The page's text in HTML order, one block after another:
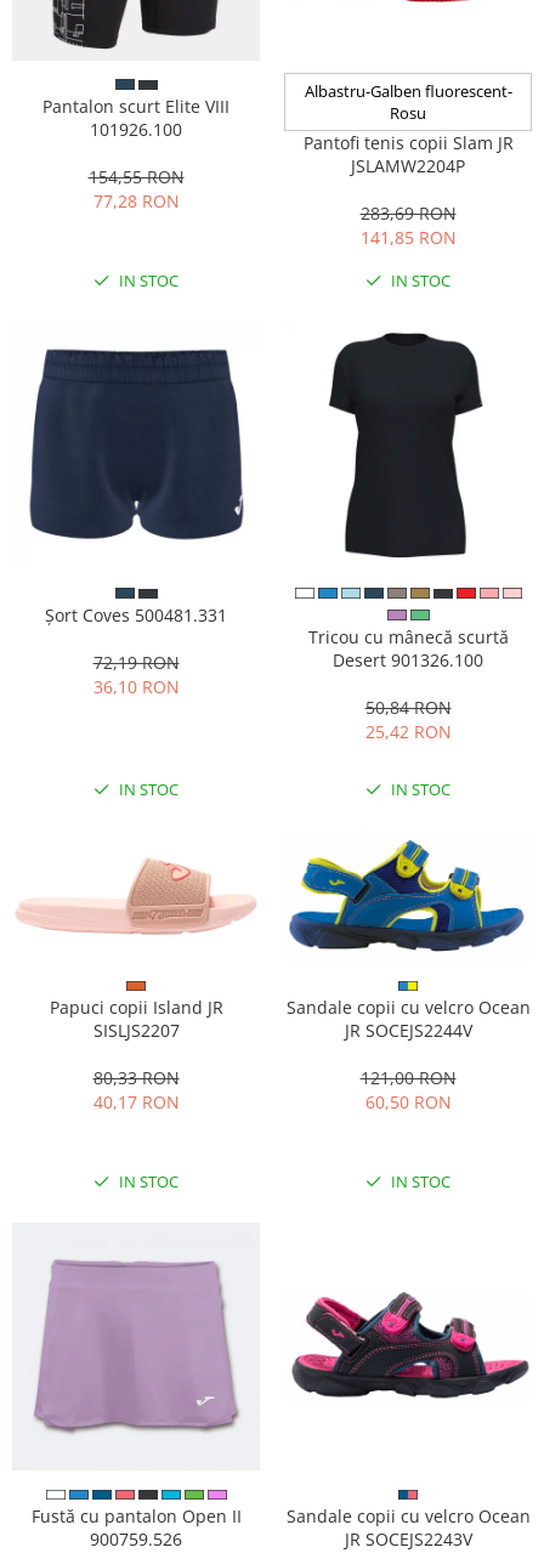
Pantalon scurt Elite VIII
101926.100
154,55 RON
77,28 RON
IN STOC
Albastru-Galben fluorescent-
Rosu
Pantofi tenis copii Slam JR
JSLAMW2204P
283,69 RON
141,85 RON
IN STOC
Șort Coves 500481.331
72,19 RON
36,10 RON
IN STOC
Tricou cu mânecă scurtă
Desert 901326.100
50,84 RON
25,42 RON
IN STOC
Papuci copii Island JR
SISLJS2207
80,33 RON
40,17 RON
IN STOC
Sandale copii cu velcro Ocean
JR SOCEJS2244V
121,00 RON
60,50 RON
IN STOC
Fustă cu pantalon Open II
900759.526
Sandale copii cu velcro Ocean
JR SOCEJS2243V